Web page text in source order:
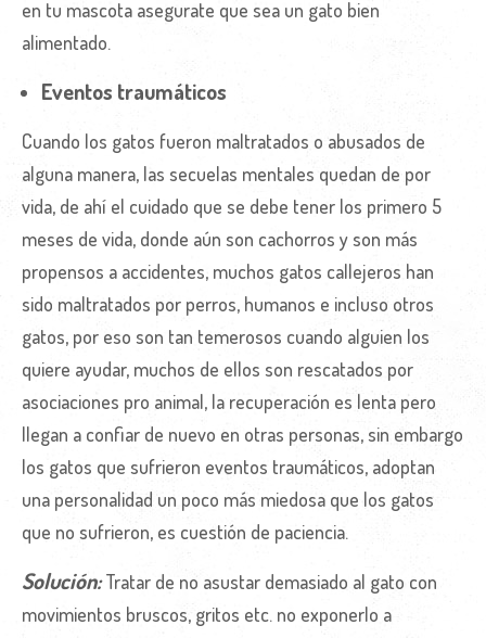
en tu mascota asegurate que sea un gato bien
alimentado.
Eventos traumáticos
Cuando los gatos fueron maltratados o abusados de
alguna manera, las secuelas mentales quedan de por
vida, de ahí el cuidado que se debe tener los primero 5
meses de vida, donde aún son cachorros y son más
propensos a accidentes, muchos gatos callejeros han
sido maltratados por perros, humanos e incluso otros
gatos, por eso son tan temerosos cuando alguien los
quiere ayudar, muchos de ellos son rescatados por
asociaciones pro animal, la recuperación es lenta pero
llegan a confiar de nuevo en otras personas, sin embargo
los gatos que sufrieron eventos traumáticos, adoptan
una personalidad un poco más miedosa que los gatos
que no sufrieron, es cuestión de paciencia.
Solución: Tratar de no asustar demasiado al gato con
movimientos bruscos, gritos etc. no exponerlo a